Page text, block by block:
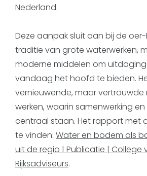
Nederland.
Deze aanpak sluit aan bij de
traditie van grote waterwerken,
moderne middelen om
vandaag het hoofd te bieden.
vernieuwende, maar vertrouwde
werken, waarin samenwerking
centraal staan. Het rapport met
te vinden: Water en bodem als
uit de regio | Publicatie | College
Rijksadviseurs.